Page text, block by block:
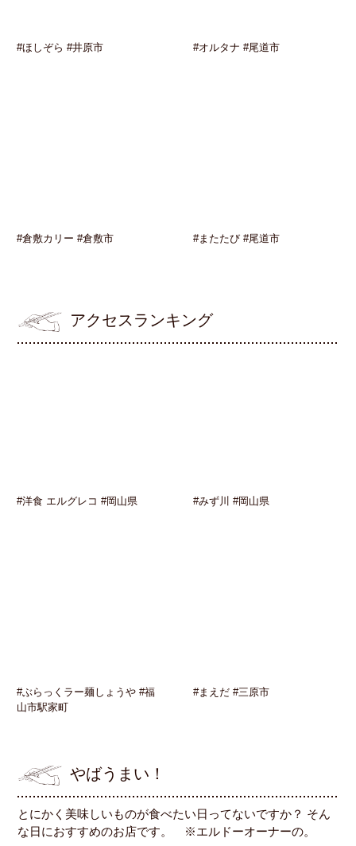
#ほしぞら #井原市 #オルタナ #尾道市
#倉敷カリー #倉敷市 #またたび #尾道市
アクセスランキング
#洋食 エルグレコ #岡山県 #みず川 #岡山県
#ぶらっくラー麺しょうや #福
山市駅家町
#まえだ #三原市
やばうまい！
とにかく美味しいものが食べたい日ってないですか？ そん
な日におすすめのお店です。 ※エルドーオーナーの。